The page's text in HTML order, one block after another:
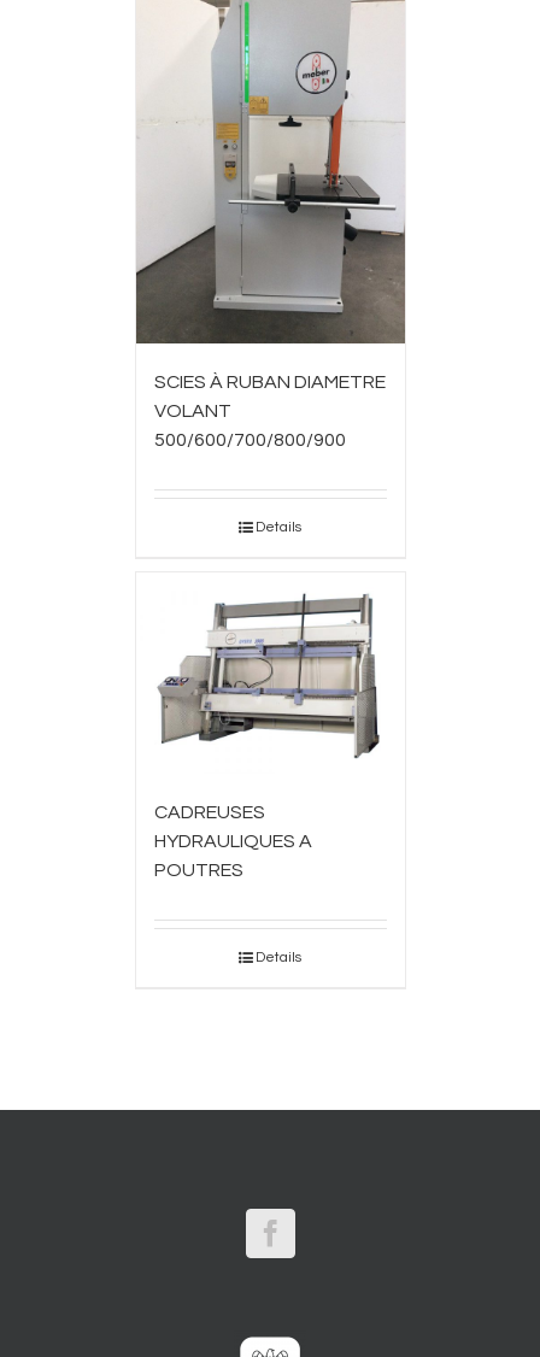
SCIES À RUBAN DIAMETRE
VOLANT
500/600/700/800/900
Details
CADREUSES
HYDRAULIQUES A
POUTRES
Details